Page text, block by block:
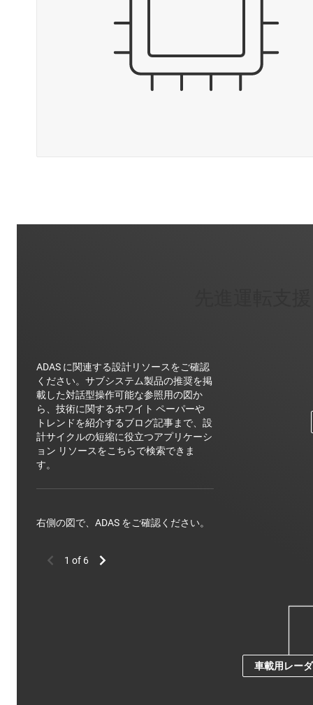
ADAS に関連する設計リソースをご確認
ください。サブシステム製品の推奨を掲
載した対話型操作可能な参照用の図か
ら、技術に関するホワイト ペーパーや
トレンドを紹介するブログ記事まで、設
計サイクルの短縮に役立つアプリケーシ
ョン リソースをこちらで検索できま
す。
右側の図で、ADAS をご確認ください。
車載用レー